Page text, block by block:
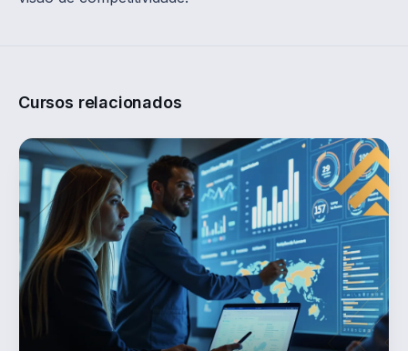
Cursos relacionados